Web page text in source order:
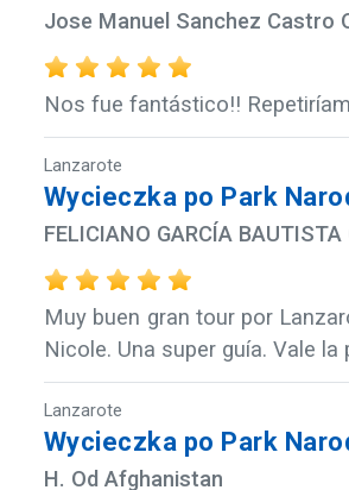
Jose Manuel Sanchez Castro
Nos fue fantástico!!
Lanzarote
Wycieczka po Park
FELICIANO GARCÍA
Muy buen gran tour por
Nicole. Una super guía. Vale la
Lanzarote
Wycieczka po Park
H. Od Afghanistan